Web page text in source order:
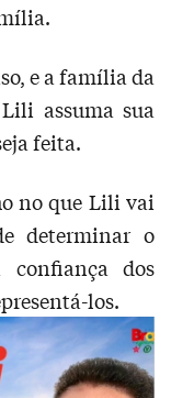
e a família da
assuma sua
feita.
no que Lili vai
determinar o
dos
los.